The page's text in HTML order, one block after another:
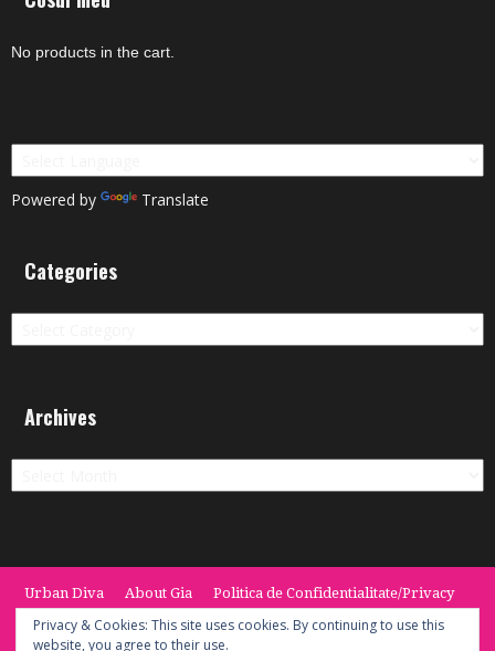
No products in the cart.
Powered by Translate
Categories
Categories
Archives
Archives
Urban Diva About Gia
Politica de Confidentialitate/Privacy
Termeni si Conditii / Terms
CONTACT Cookie Policy
Privacy & Cookies: This site uses cookies. By continuing to use this
website, you agree to their use.